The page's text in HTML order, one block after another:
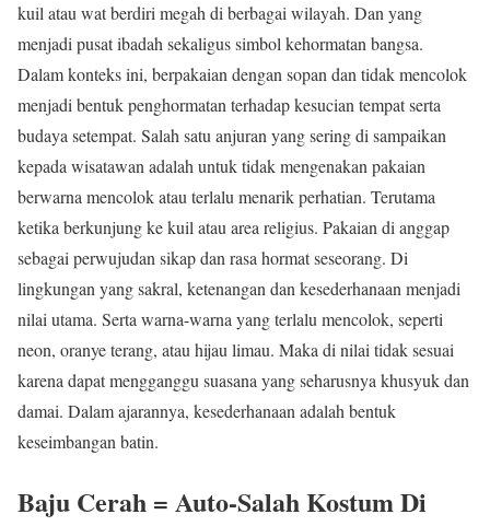
kuil atau wat berdiri megah di berbagai wilayah. Dan yang
menjadi pusat ibadah sekaligus simbol kehormatan bangsa.
Dalam konteks ini, berpakaian dengan sopan dan tidak mencolok
menjadi bentuk penghormatan terhadap kesucian tempat serta
budaya setempat. Salah satu anjuran yang sering di sampaikan
kepada wisatawan adalah untuk tidak mengenakan pakaian
berwarna mencolok atau terlalu menarik perhatian. Terutama
ketika berkunjung ke kuil atau area religius. Pakaian di anggap
sebagai perwujudan sikap dan rasa hormat seseorang. Di
lingkungan yang sakral, ketenangan dan kesederhanaan menjadi
nilai utama. Serta warna-warna yang terlalu mencolok, seperti
neon, oranye terang, atau hijau limau. Maka di nilai tidak sesuai
karena dapat mengganggu suasana yang seharusnya khusyuk dan
damai. Dalam ajarannya, kesederhanaan adalah bentuk
keseimbangan batin.
Baju Cerah = Auto-Salah Kostum Di